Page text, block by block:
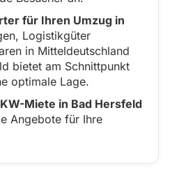
für Ihren Umzug in
Logistikgüter
in Mitteldeutschland
bietet am Schnittpunkt
optimale Lage.
Miete in Bad Hersfeld
Angebote für Ihre